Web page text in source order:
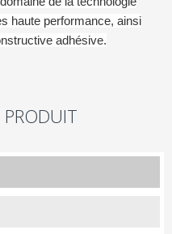
haute performance, ainsi
adhésive.